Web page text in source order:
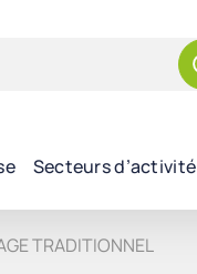
Secteurs d’activité
TRADITIONNEL